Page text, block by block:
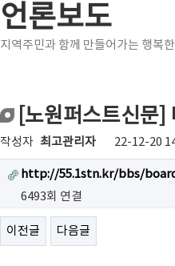
언론보도
지역주민과 함께 만들어가는 행복
[노원퍼스트신문
작성자 최고관리자 22-12-20
http://55.1stn.kr/bbs/
6493회 연결
이전글 다음글